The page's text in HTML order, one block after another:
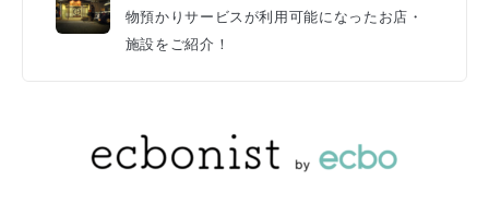
物預かりサービスが利用可能になったお店・
施設をご紹介！